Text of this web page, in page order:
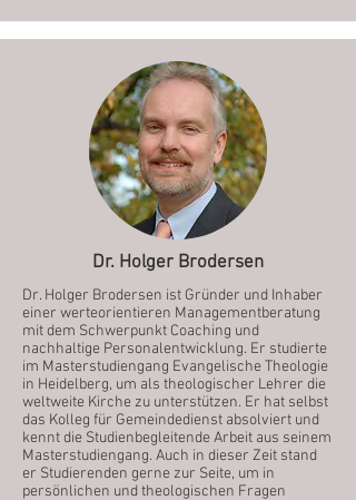
Dr. Holger Brodersen
Dr. Holger Brodersen ist Gründer und Inhaber
einer werteorientieren Managementberatung
mit dem Schwerpunkt Coaching und
nachhaltige Personalentwicklung. Er studierte
im Masterstudiengang Evangelische Theologie
in Heidelberg, um als theologischer Lehrer die
weltweite Kirche zu unterstützen. Er hat selbst
das Kolleg für Gemeindedienst absolviert und
kennt die Studienbegleitende Arbeit aus seinem
Masterstudiengang. Auch in dieser Zeit stand
er Studierenden gerne zur Seite, um in
persönlichen und theologischen Fragen